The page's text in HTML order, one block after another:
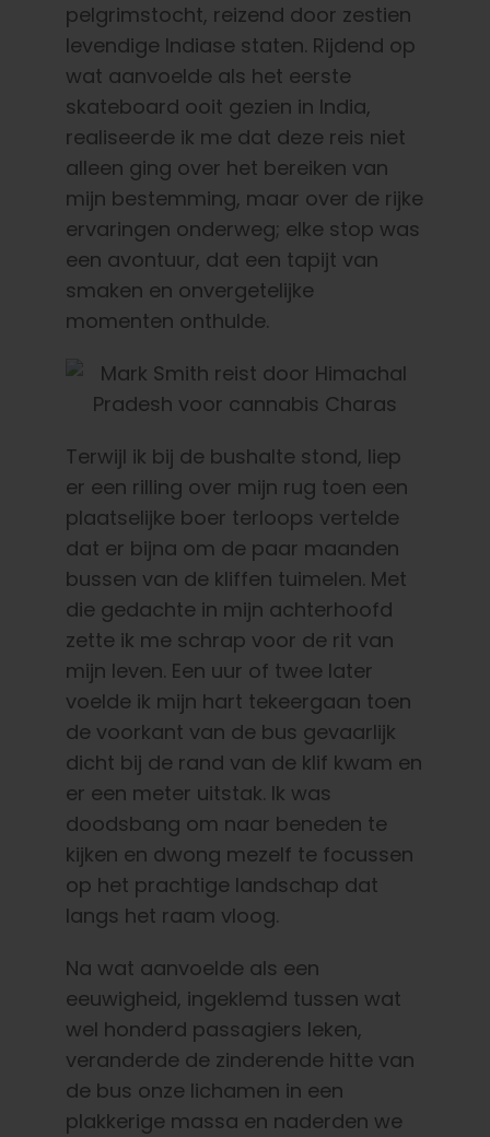
pelgrimstocht, reizend door zestien
levendige Indiase staten. Rijdend op
wat aanvoelde als het eerste
skateboard ooit gezien in India,
realiseerde ik me dat deze reis niet
alleen ging over het bereiken van
mijn bestemming, maar over de rijke
ervaringen onderweg; elke stop was
een avontuur, dat een tapijt van
smaken en onvergetelijke
momenten onthulde.
Terwijl ik bij de bushalte stond, liep
er een rilling over mijn rug toen een
plaatselijke boer terloops vertelde
dat er bijna om de paar maanden
bussen van de kliffen tuimelen. Met
die gedachte in mijn achterhoofd
zette ik me schrap voor de rit van
mijn leven. Een uur of twee later
voelde ik mijn hart tekeergaan toen
de voorkant van de bus gevaarlijk
dicht bij de rand van de klif kwam en
er een meter uitstak. Ik was
doodsbang om naar beneden te
kijken en dwong mezelf te focussen
op het prachtige landschap dat
langs het raam vloog.
Na wat aanvoelde als een
eeuwigheid, ingeklemd tussen wat
wel honderd passagiers leken,
veranderde de zinderende hitte van
de bus onze lichamen in een
plakkerige massa en naderden we